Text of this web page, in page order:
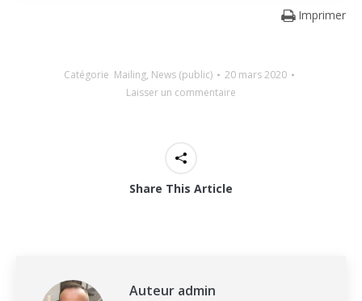
Imprimer
Catégorie Mailing, News (public)
20 mars 2020
Laisser un commentaire
Share This Article
Auteur admin